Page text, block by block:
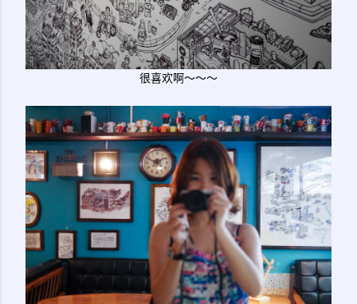
很喜欢啊～～～